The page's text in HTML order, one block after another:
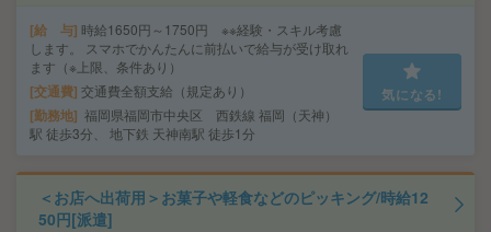
給 与 時給1650円～1750円 ※※経験・スキル考慮
します。 スマホでかんたんに前払いで給与が受け取れ
ます（※上限、条件あり）
交通費 交通費全額支給（規定あり）
勤務地 福岡県福岡市中央区 西鉄線 福岡（天神）
駅 徒歩3分、 地下鉄 天神南駅 徒歩1分
気になる!
＜お店へ出荷用＞お菓子や軽食などのピッキング/時給12
50円[派遣]